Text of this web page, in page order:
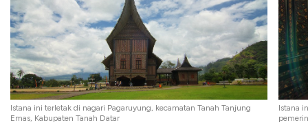
Istana ini terletak di nagari Pagaruyung, kecamatan Tanah Tanjung
Emas, Kabupaten Tanah Datar
Istana